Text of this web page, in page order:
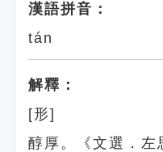
漢語拼音：
tán
解釋：
[形]
醇厚。《文選．左